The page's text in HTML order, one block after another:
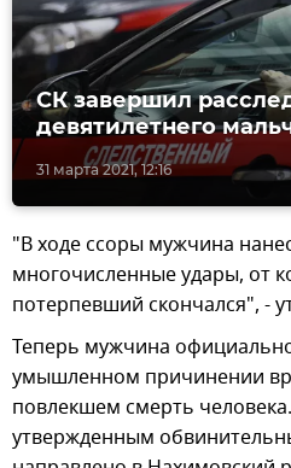
31 марта 2021, 12:16
СК завершил
девятилетнего
"В ходе ссоры мужчина
многочисленные удары, от
потерпевший скончался", -
Теперь мужчина
умышленном причинении
повлекшем смерть
утвержденным